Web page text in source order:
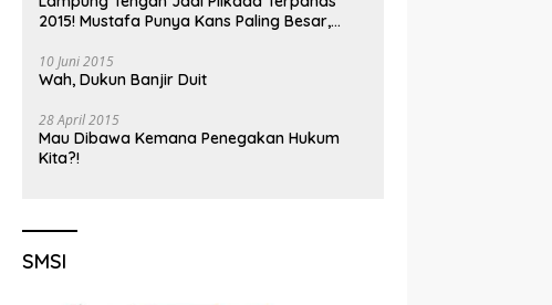
2015! Mustafa Punya Kans Paling Besar,
10 Juni 2015
Wah, Dukun Banjir Duit
28 April 2015
Mau Dibawa Kemana Penegakan Hukum
Kita?!
SMSI